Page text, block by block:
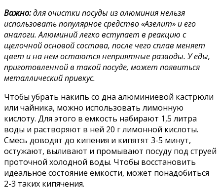
Важно:для очистки посуды из алюминия нельзя
использовать популярное средство «Азелит» и его
аналоги. Алюминий легко вступает в реакцию с
щелочной основой состава, после чего сплав меняет
цвет и на нем остаются неприятные разводы. У еды,
приготовленной в такой посуде, может появиться
металлический привкус.
Чтобы убрать накипь со дна алюминиевой кастрюли
или чайника, можно использовать лимонную
кислоту. Для этого в емкость набирают 1,5 литра
воды и растворяют в ней 20 г лимонной кислоты.
Смесь доводят до кипения и кипятят 3-5 минут,
остужают, выливают и промывают посуду под струей
проточной холодной воды. Чтобы восстановить
идеальное состояние емкости, может понадобиться
2-3 таких кипячения.